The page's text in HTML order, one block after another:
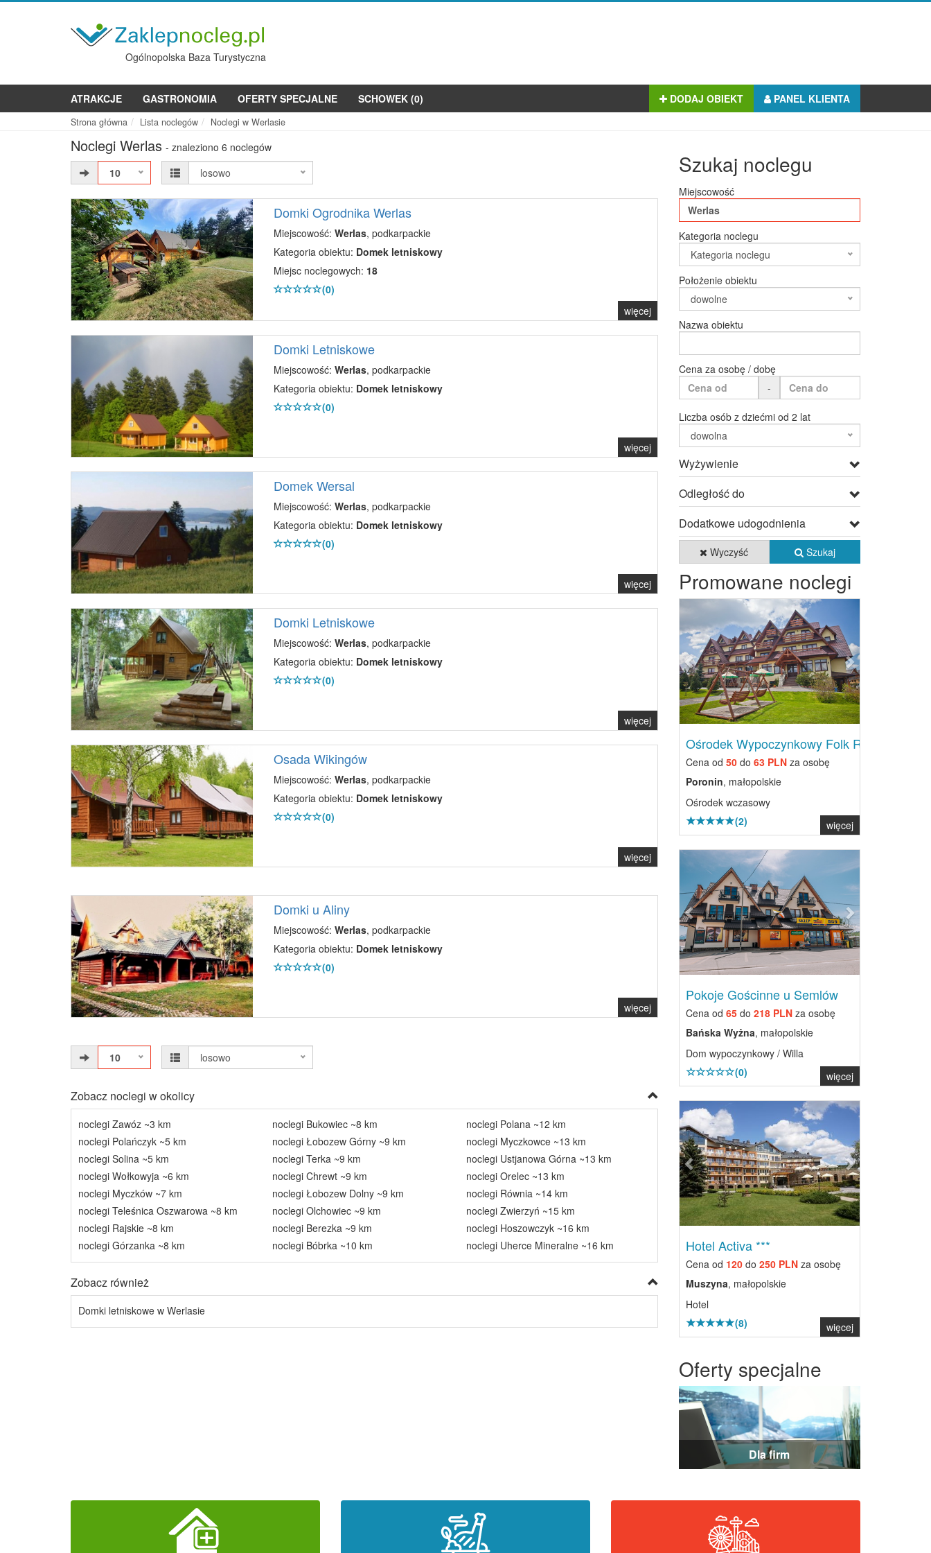
Ogólnopolska Baza Turystyczna
ATRAKCJE GASTRONOMIA OFERTY SPECJALNE SCHOWEK (0) DODAJ OBIEKT PANEL KLIENTA
Strona główna Lista noclegów Noclegi w Werlasie
Noclegi Werlas - znaleziono 6 noclegów
10
losowo
Domki Ogrodnika Werlas
Miejscowość: Werlas, podkarpackie
Kategoria obiektu: Domek letniskowy
Miejsc noclegowych: 18
(0)
więcej
Domki Letniskowe
Miejscowość: Werlas, podkarpackie
Kategoria obiektu: Domek letniskowy
(0)
więcej
Domek Wersal
Miejscowość: Werlas, podkarpackie
Kategoria obiektu: Domek letniskowy
(0)
więcej
Domki Letniskowe
Miejscowość: Werlas, podkarpackie
Kategoria obiektu: Domek letniskowy
(0)
więcej
Osada Wikingów
Miejscowość: Werlas, podkarpackie
Kategoria obiektu: Domek letniskowy
(0)
więcej
Domki u Aliny
Miejscowość: Werlas, podkarpackie
Kategoria obiektu: Domek letniskowy
(0)
więcej
10 losowo
Zobacz noclegi w okolicy
noclegi Zawóz ~3 km
noclegi Polańczyk ~5 km
noclegi Solina ~5 km
noclegi Wołkowyja ~6 km
noclegi Myczków ~7 km
noclegi Teleśnica Oszwarowa ~8 km
noclegi Rajskie ~8 km
noclegi Górzanka ~8 km
noclegi Bukowiec ~8 km
noclegi Łobozew Górny ~9 km
noclegi Terka ~9 km
noclegi Chrewt ~9 km
noclegi Łobozew Dolny ~9 km
noclegi Olchowiec ~9 km
noclegi Berezka ~9 km
noclegi Bóbrka ~10 km
noclegi Polana ~12 km
noclegi Myczkowce ~13 km
noclegi Ustjanowa Górna ~13 km
noclegi Orelec ~13 km
noclegi Równia ~14 km
noclegi Zwierzyń ~15 km
noclegi Hoszowczyk ~16 km
noclegi Uherce Mineralne ~16 km
Zobacz również
Domki letniskowe w Werlasie
Szukaj noclegu
Miejscowość
Kategoria noclegu
Kategoria noclegu
Położenie obiektu
dowolne
Nazwa obiektu
Cena za osobę / dobę
-
Liczba osób z dziećmi od 2 lat
dowolna
Wyżywienie
Odległość do
Dodatkowe udogodnienia
Wyczyść Szukaj
Promowane noclegi
Previous
Ośrodek Wypoczynkowy Folk Res...
Cena od 50do 63 PLNza osobę
Poronin, małopolskie
Ośrodek wczasowy
(2)
więcej
Previous Next
Pokoje Gościnne u Semlów
Cena od 65do 218 PLNza osobę
Bańska Wyżna, małopolskie
Dom wypoczynkowy / Willa
(0)
więcej
Previous Next
Hotel Activa ***
Cena od 120do 250 PLNza osobę
Muszyna, małopolskie
Hotel
(8)
więcej
Oferty specjalne
Dla firm